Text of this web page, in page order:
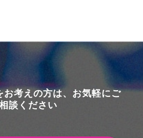
お考えの方は、お気軽にご
談ください